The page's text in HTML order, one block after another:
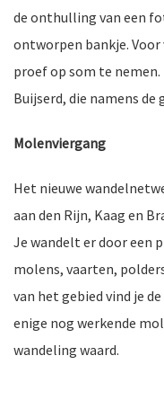
de onthulling van een
ontworpen bankje.
proef op som te
Buijserd, die namens
Molenviergang
Het nieuwe
aan den Rijn, Kaag en
Je wandelt er door een
molens, vaarten,
van het gebied vind je
enige nog werkende
wandeling waard.